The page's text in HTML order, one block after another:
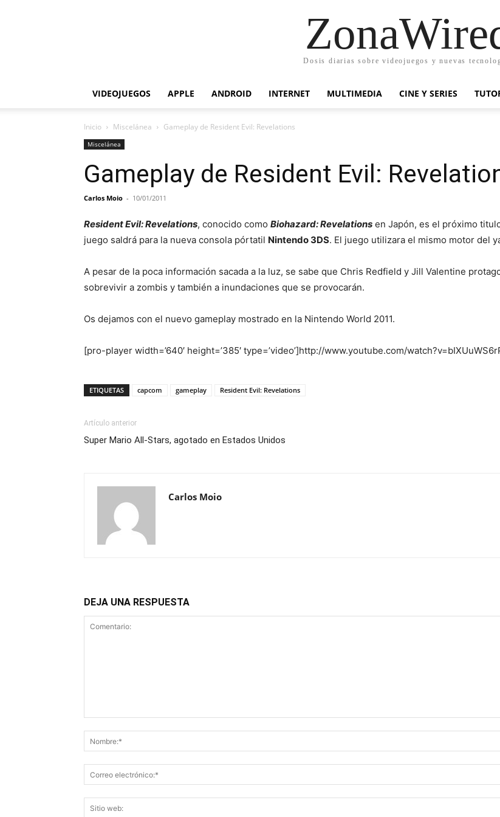
Dosis diarias sobre videojuegos y nuevas
VIDEOJUEGOS APPLE ANDROID INTERNET MULTIMEDIA CINE Y SERIES
Inicio Miscelánea Gameplay de Resident Evil: Revelations
Miscelánea
Gameplay de Resident Evil:
Carlos Moio - 10/01/2011
Resident Evil: Revelations, conocido como Biohazard: Revelations en Japón, es el próximo
juego saldrá para la nueva consola pórtatil Nintendo 3DS. El juego utilizara el mismo motor del
A pesar de la poca información sacada a la luz, se sabe que Chris Redfield y Jill Valentine
sobrevivir a zombis y también a inundaciones que se provocarán.
Os dejamos con el nuevo gameplay mostrado en la Nintendo World 2011.
[pro-player width=’640′ height=’385′ type=’video’]http://www.youtube.com/
ETIQUETAS capcom gameplay Resident Evil: Revelations
Artículo anterior
Super Mario All-Stars, agotado en Estados Unidos
Carlos Moio
DEJA UNA RESPUESTA